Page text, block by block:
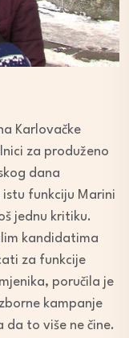
Karlovačke
za produženo
dana
funkciju Marini
jednu kritiku.
kandidatima
za funkcije
poručila je
kampanje
to više ne čine.